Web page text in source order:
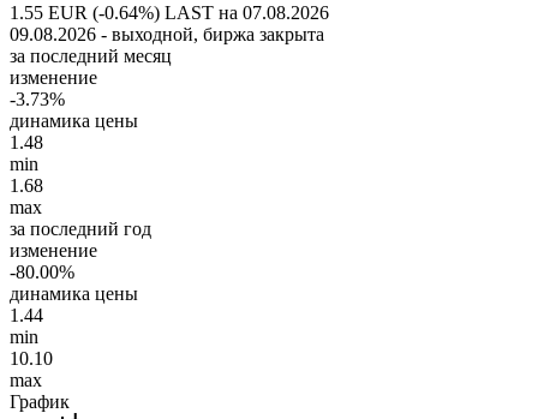
1.55 EUR (-0.64%) LAST на 07.08.2026
09.08.2026 - выходной, биржа закрыта
за последний месяц
изменение
-3.73%
динамика цены
1.48
min
1.68
max
за последний год
изменение
-80.00%
динамика цены
1.44
min
10.10
max
График